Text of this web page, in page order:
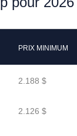
PRIX MINIMUM
2.188 $
2.126 $